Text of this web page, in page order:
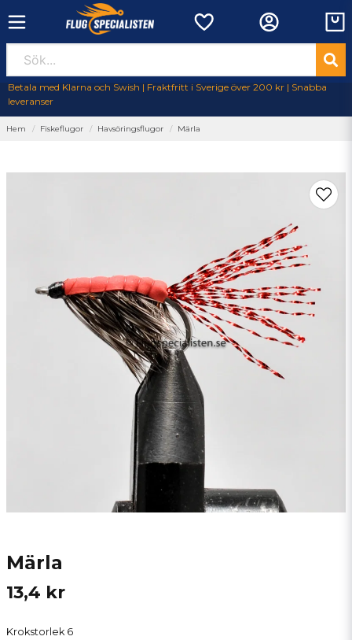
Betala med Klarna och Swish | Fraktfritt i Sverige över 200 kr | Snabba
leveranser
Hem Fiskeflugor Havsöringsflugor Märla
Märla
13,4 kr
Krokstorlek 6